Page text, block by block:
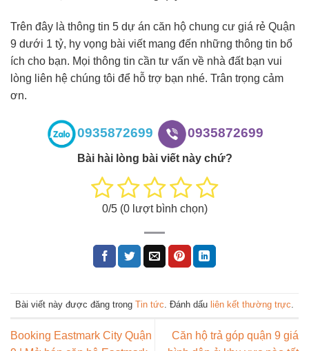
Trên đây là thông tin 5 dự án căn hộ chung cư giá rẻ Quận
9 dưới 1 tỷ, hy vọng bài viết mang đến những thông tin bổ
ích cho bạn. Mọi thông tin cần tư vấn về nhà đất bạn vui
lòng liên hệ chúng tôi để hỗ trợ bạn nhé. Trân trọng cảm
ơn.
0935872699 0935872699
Bài hài lòng bài viết này chứ?
0/5 (0lượt bình chọn)
Bài viết này được đăng trong Tin tức. Đánh dấu liên kết thường trực.
Booking Eastmark City Quận
Căn hộ trả góp quận 9 giá